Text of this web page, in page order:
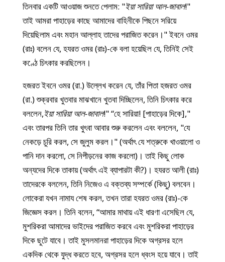
তিনবার একটি আওয়াজ শুনতে পেলাম: "ইয়া সারিয়া আল-জাবাল!"
তাই আমরা পাহাড়ের কাছে আমাদের বাহিনীকে পিছনে সরিয়ে
দিয়েছিলাম এবং মহান আল্লাহ তাদের পরাজিত করেন।" ইবনে ওমর
(রাঃ) বলেন যে, হযরত ওমর (রাঃ)-কে বলা হয়েছিল যে, তিনিই সেই
কণ্ঠে চিৎকার করছিলেন।
হজরত ইবনে ওমর (রা.) উল্লেখ করেন যে, তাঁর পিতা হজরত ওমর
(রা.) শুক্রবার খুতবার মাঝখানে খুতবা দিচ্ছিলেন, তিনি চিৎকার করে
বললেন,ইয়া সারিয়া আল-জাবাল!" “হে সারিয়া! [পাহাড়ের দিকে],"
এবং তারপর তিনি তার খুৎবা আবার শুরু করলেন এবং বললেন, "যে
নেকড়ে চুরি করল, সে জুলুম করল।" (অর্থাৎ যে শত্রুকে খাওয়ালো ও
পানি দান করলো, সে নিপীড়নের কাজ করলো)। তাই কিছু লোক
অন্যদের দিকে তাকায় (অর্থাৎ এই ব্যাপারটা কী?)। হযরত আলী (রাঃ)
তাদেরকে বললেন, তিনি নিজেও এ বক্তব্য সম্পর্কে (কিছু) বলবেন।
লোকেরা যখন নামায শেষ করল, তখন তারা হযরত ওমর (রাঃ)-কে
জিজ্ঞেস করল। তিনি বলেন, “আমার মাথায় এই ধারণা এসেছিল যে,
মুশরিকরা আমাদের ভাইদের পরাজিত করবে এবং মুশরিকরা পাহাড়ের
দিকে ছুটে যাবে। তাই মুসলমানরা পাহাড়ের দিকে অগ্রসর হলে
একদিক থেকে যুদ্ধ করতে হবে, অগ্রসর হলে ধ্বংস হয়ে যাবে। তাই